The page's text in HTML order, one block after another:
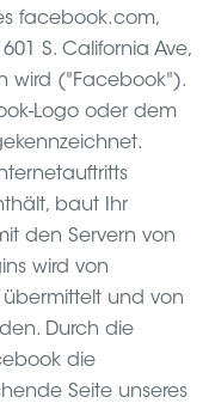
facebook.com,
S. California Ave,
wird ("Facebook").
Logo oder dem
baut Ihr
den Servern von
wird von
übermittelt und von
Durch die
die
Seite unseres